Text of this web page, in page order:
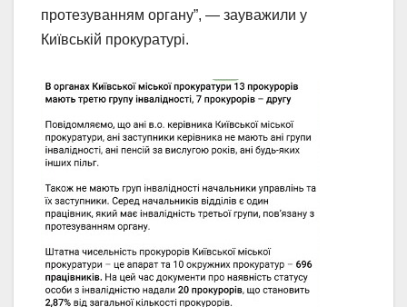
протезуванням органу”, — зауважили у
Київській прокуратурі.